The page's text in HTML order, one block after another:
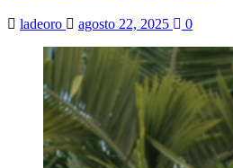
ladeoro agosto 22, 2025 0